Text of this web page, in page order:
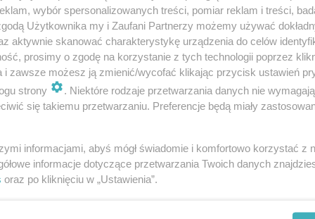
dlatego znalazłyzastosowanie
napięcia nerwowego i przy
inne
żołądkowych lub podczasbolesnych
kozłka lekarskiego mają różną wartość
wodne, ponieważ główne składniki aktywne
wybór spersonalizowanych treści, pomiar reklam i treści,
Użytkownika my i Zaufani Partnerzy możemy używać
aktywnie skanować charakterystykę urządzenia do celów
prosimy o zgodę na korzystanie z tych technologii poprzez
i zawsze możesz ją zmienić/wycofać klikając przycisk ustawień
strony
. Niektóre rodzaje przetwarzania danych nie
się takiemu przetwarzaniu. Preferencje będą miały
informacjami, abyś mógł świadomie i komfortowo korzystać z
informacje dotyczące przetwarzania Twoich danych
oraz po kliknięciu w „Ustawienia”.